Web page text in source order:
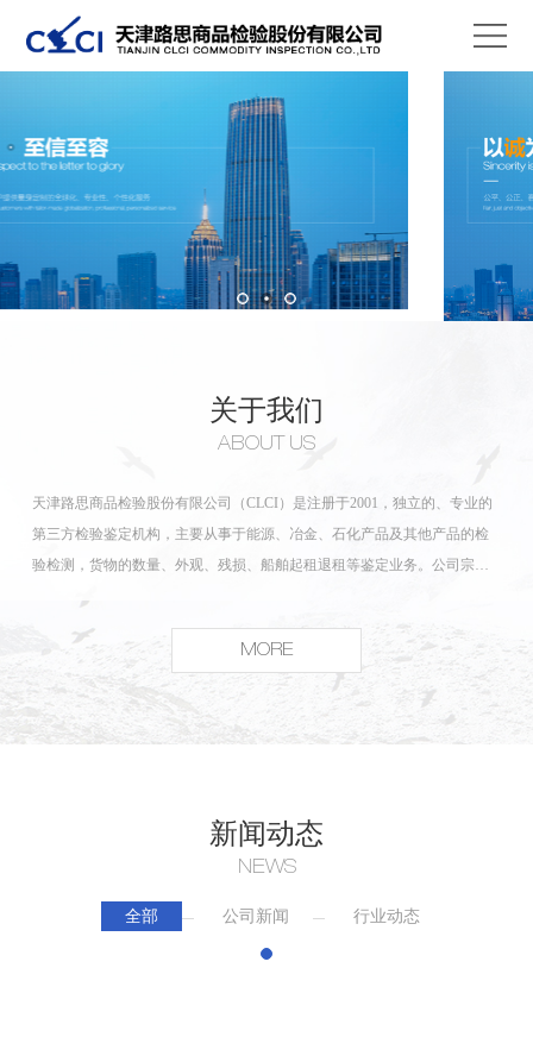
关于我们
ABOUT US
天津路思商品检验股份有限公司（CLCI）是注册于2001，独立的、专业的
第三方检验鉴定机构，主要从事于能源、冶金、石化产品及其他产品的检
验检测，货物的数量、外观、残损、船舶起租退租等鉴定业务。公司宗
MORE
新闻动态
NEWS
全部 公司新闻 行业动态